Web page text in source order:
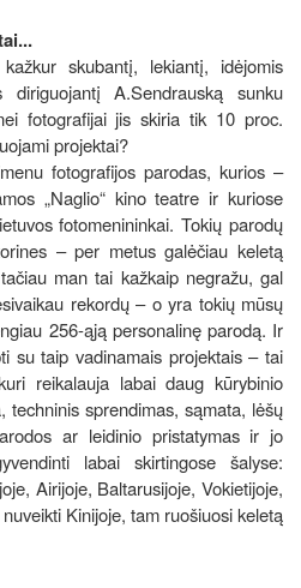
skubantį, lekiantį, idėjomis
diriguojantį A.Sendrauską sunku
fotografijai jis skiria tik 10 proc.
projektai?
fotografijos parodas, kurios –
„Naglio“ kino teatre ir kuriose
fotomenininkai. Tokių parodų
– per metus galėčiau keletą
man tai kažkaip negražu, gal
rekordų – o yra tokių mūsų
256-ąją personalinę parodą. Ir
su taip vadinamais projektais – tai
reikalauja labai daug kūrybinio
techninis sprendimas, sąmata, lėšų
ar leidinio pristatymas ir jo
labai skirtingose šalyse:
Airijoje, Baltarusijoje, Vokietijoje,
Kinijoje, tam ruošiuosi keletą